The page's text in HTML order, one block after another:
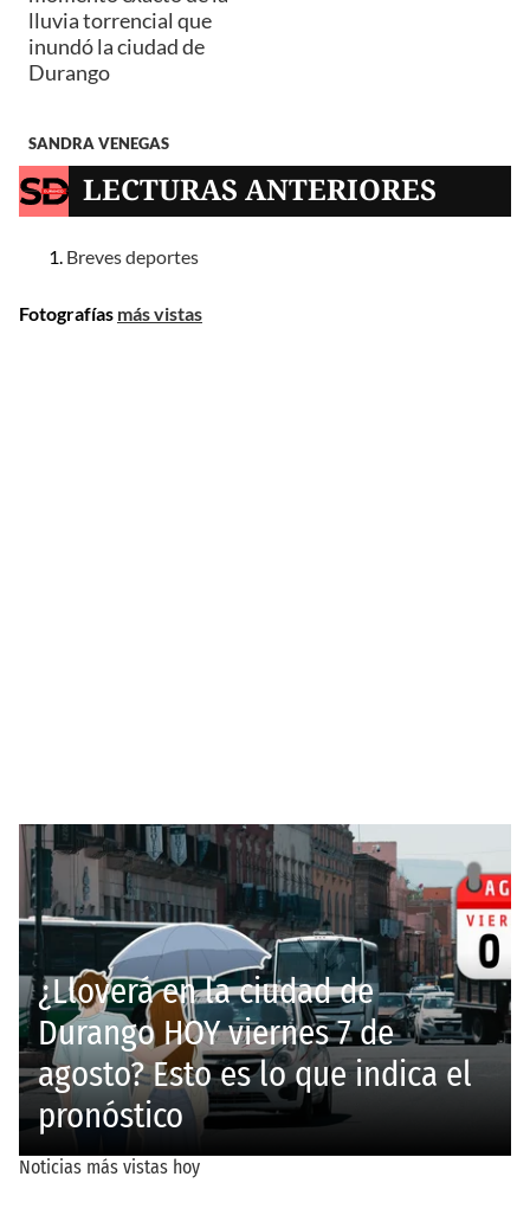
lluvia torrencial que
inundó la ciudad de
Durango
SANDRA VENEGAS
LECTURAS ANTERIORES
Breves deportes
Fotografías más vistas